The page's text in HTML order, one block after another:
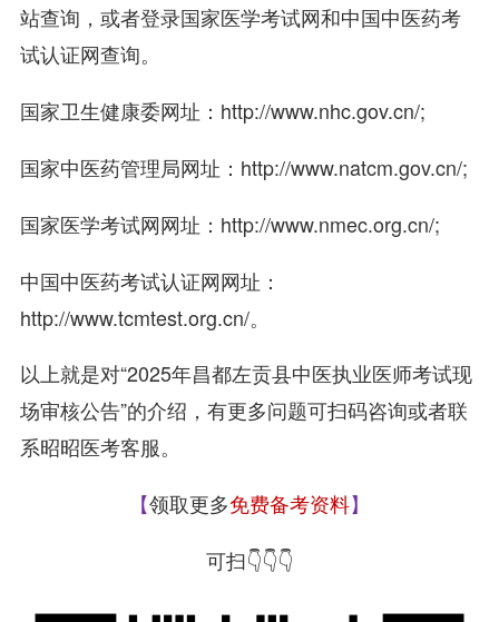
站查询，或者登录国家医学考试网和中国中医药考
试认证网查询。
国家卫生健康委网址：http://www.nhc.gov.cn/;
国家中医药管理局网址：http://www.natcm.gov.cn/;
国家医学考试网网址：http://www.nmec.org.cn/;
中国中医药考试认证网网址：
http://www.tcmtest.org.cn/。
以上就是对“2025年昌都左贡县中医执业医师考试现
场审核公告”的介绍，有更多问题可扫码咨询或者联
系昭昭医考客服。
【领取更多免费备考资料】
可扫👇👇👇